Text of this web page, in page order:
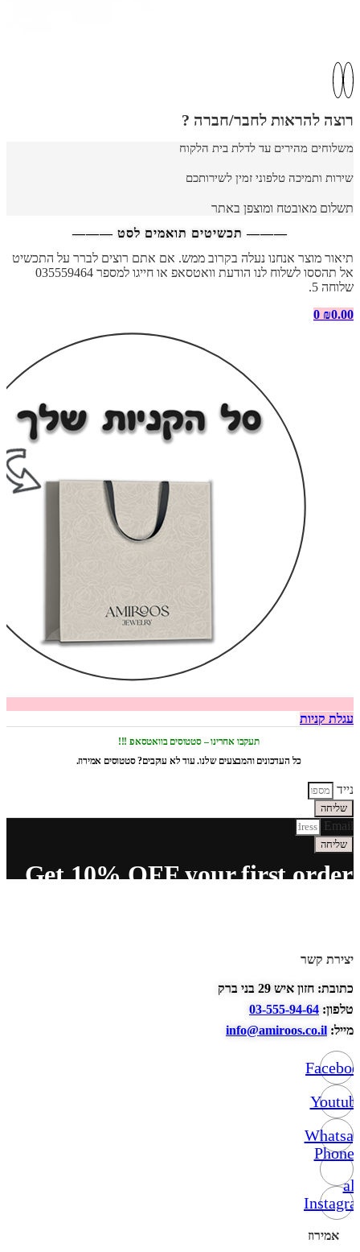
רוצה להראות לחבר/חברה ?
משלוחים מהירים עד לדלת בית הלקוח
שירות ותמיכה טלפוני זמין לשירותכם
תשלום מאובטח ומוצפן באתר
——— תכשיטים תואמים לסט ———
תיאור מוצר אנחנו נעלה בקרוב ממש. אם אתם רוצים לברר על התכשיט
אל תהססו לשלוח לנו הודעת וואטסאפ או חייגו למספר 035559464
שלוחה 5.
₪0.00
0
עגלת קניות
תעקבו אחרינו – סטטוסים בוואטסאפ !!!
כל העדכונים והמבצעים שלנו. עוד לא עוקבים? סטטוסים אמירוז.
נייד
שליחה
Email
שליחה
Get 10% OFF your first order
יצירת קשר
כתובת: חזון איש 29 בני ברק
טלפון: 03-555-94-64
מייל: info@amiroos.co.il
Phone-
alt
אמירוז